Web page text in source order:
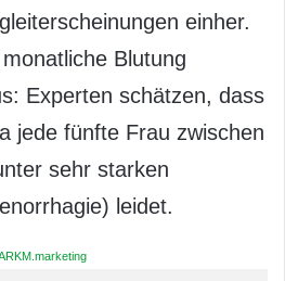
einher.
Blutung
Experten schätzen, dass
jede fünfte Frau zwischen
sehr starken
leidet.